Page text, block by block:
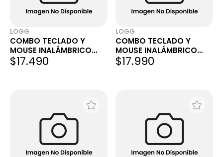
LOGG
COMBO TECLADO Y
MOUSE INALÁMBRICO
FANTECH GO WK894
INGLÉS US
$17.490
LOGG
COMBO TECLADO Y
MOUSE INALÁMBRICO
FANTECH GO POP WK895
BLUETOOTH GRIS INGLÉS
$17.990